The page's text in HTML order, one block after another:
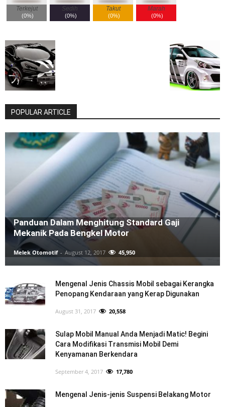
Terkejut
(0%)
Sedih
(0%)
Takut
(0%)
Marah
(0%)
POPULAR ARTICLE
Panduan Dalam Menghitung Standard Gaji
Mekanik Pada Bengkel Motor
Melek Otomotif - August 12, 2017 45,950
Mengenal Jenis Chassis Mobil sebagai Kerangka
Penopang Kendaraan yang Kerap Digunakan
August 31, 2017 20,558
Sulap Mobil Manual Anda Menjadi Matic! Begini
Cara Modifikasi Transmisi Mobil Demi
Kenyamanan Berkendara
September 4, 2017 17,780
Mengenal Jenis-jenis Suspensi Belakang Motor